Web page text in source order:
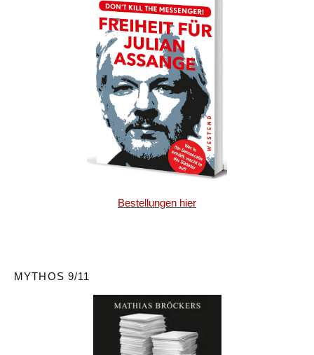
Bestellungen hier
MYTHOS 9/11